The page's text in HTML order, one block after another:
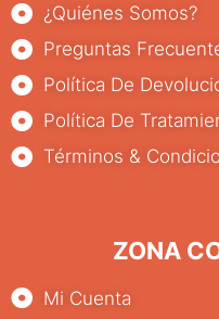
¿Quiénes Somos?
Preguntas
Política De
Política De
Términos &
ZONA
Mi Cuenta